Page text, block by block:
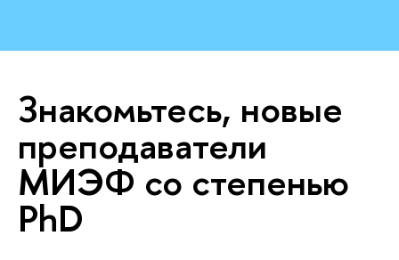
Знакомьтесь, новые
преподаватели
МИЭФ со степенью
PhD